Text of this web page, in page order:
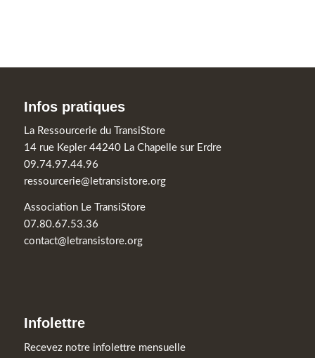
Infos pratiques
La Ressourcerie du TransiStore
14 rue Kepler 44240 La Chapelle sur Erdre
09.74.97.44.96
ressourcerie@letransistore.org
Association Le TransiStore
07.80.67.53.36
contact@letransistore.org
Infolettre
Recevez notre infolettre mensuelle